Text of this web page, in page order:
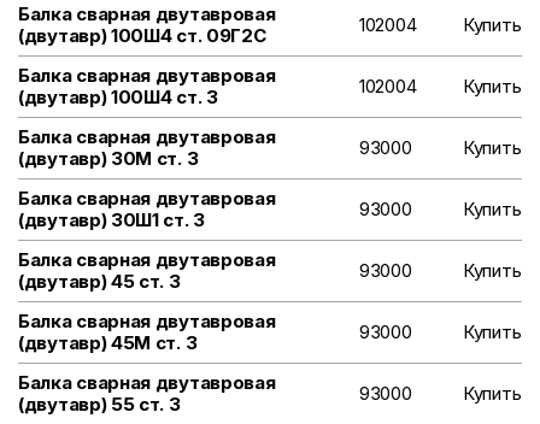
Балка сварная двутавровая
(двутавр) 100Ш4 ст. 09Г2С
102004 Купить
Балка сварная двутавровая
(двутавр) 100Ш4 ст. 3
102004 Купить
Балка сварная двутавровая
(двутавр) 30М ст. 3
93000 Купить
Балка сварная двутавровая
(двутавр) 30Ш1 ст. 3
93000 Купить
Балка сварная двутавровая
(двутавр) 45 ст. 3
93000 Купить
Балка сварная двутавровая
(двутавр) 45М ст. 3
93000 Купить
Балка сварная двутавровая
(двутавр) 55 ст. 3
93000 Купить